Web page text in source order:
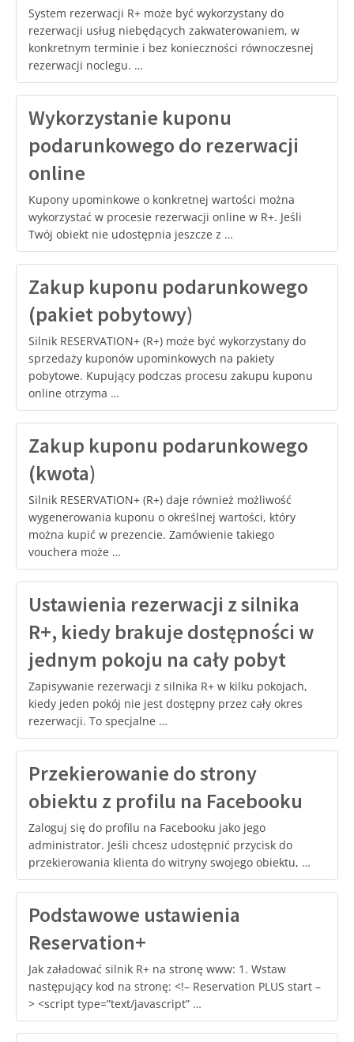
System rezerwacji R+ może być wykorzystany do
rezerwacji usług niebędących zakwaterowaniem, w
konkretnym terminie i bez konieczności równoczesnej
rezerwacji noclegu. …
Wykorzystanie kuponu
podarunkowego do rezerwacji
online
Kupony upominkowe o konkretnej wartości można
wykorzystać w procesie rezerwacji online w R+. Jeśli
Twój obiekt nie udostępnia jeszcze z …
Zakup kuponu podarunkowego
(pakiet pobytowy)
Silnik RESERVATION+ (R+) może być wykorzystany do
sprzedaży kuponów upominkowych na pakiety
pobytowe. Kupujący podczas procesu zakupu kuponu
online otrzyma …
Zakup kuponu podarunkowego
(kwota)
Silnik RESERVATION+ (R+) daje również możliwość
wygenerowania kuponu o określnej wartości, który
można kupić w prezencie. Zamówienie takiego
vouchera może …
Ustawienia rezerwacji z silnika
R+, kiedy brakuje dostępności w
jednym pokoju na cały pobyt
Zapisywanie rezerwacji z silnika R+ w kilku pokojach,
kiedy jeden pokój nie jest dostępny przez cały okres
rezerwacji. To specjalne …
Przekierowanie do strony
obiektu z profilu na Facebooku
Zaloguj się do profilu na Facebooku jako jego
administrator. Jeśli chcesz udostępnić przycisk do
przekierowania klienta do witryny swojego obiektu, …
Podstawowe ustawienia
Reservation+
Jak załadować silnik R+ na stronę www: 1. Wstaw
następujący kod na stronę: <!– Reservation PLUS start –
> <script type=”text/javascript” …